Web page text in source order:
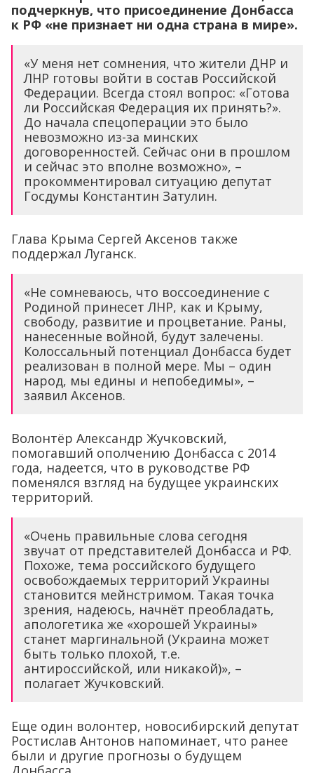
подчеркнув, что присоединение Донбасса
к РФ «не признает ни одна страна в мире».
«У меня нет сомнения, что жители ДНР и
ЛНР готовы войти в состав Российской
Федерации. Всегда стоял вопрос: «Готова
ли Российская Федерация их принять?».
До начала спецоперации это было
невозможно из-за минских
договоренностей. Сейчас они в прошлом
и сейчас это вполне возможно», –
прокомментировал ситуацию депутат
Госдумы Константин Затулин.
Глава Крыма Сергей Аксенов также
поддержал Луганск.
«Не сомневаюсь, что воссоединение с
Родиной принесет ЛНР, как и Крыму,
свободу, развитие и процветание. Раны,
нанесенные войной, будут залечены.
Колоссальный потенциал Донбасса будет
реализован в полной мере. Мы – один
народ, мы едины и непобедимы», –
заявил Аксенов.
Волонтёр Александр Жучковский,
помогавший ополчению Донбасса с 2014
года, надеется, что в руководстве РФ
поменялся взгляд на будущее украинских
территорий.
«Очень правильные слова сегодня
звучат от представителей Донбасса и РФ.
Похоже, тема российского будущего
освобождаемых территорий Украины
становится мейнстримом. Такая точка
зрения, надеюсь, начнёт преобладать,
апологетика же «хорошей Украины»
станет маргинальной (Украина может
быть только плохой, т.е.
антироссийской, или никакой)», –
полагает Жучковский.
Еще один волонтер, новосибирский депутат
Ростислав Антонов напоминает, что ранее
были и другие прогнозы о будущем